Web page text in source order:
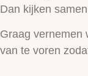
Dan kijken
Graag vernemen
van te voren